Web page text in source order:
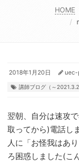
HOME
2018年1月20日 uec-
講師ブログ（～
翌朝、自分は速攻
取ってから)電話し
人に「お怪我はあ
ろ困惑しました(こ